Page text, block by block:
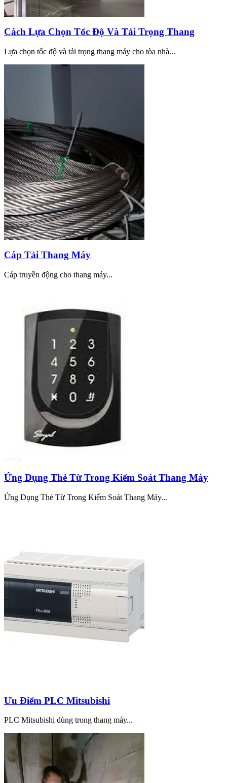
Cách Lựa Chọn Tốc Độ Và Tải Trọng Thang
Lựa chọn tốc độ và tải trọng thang máy cho tòa nhà...
Cáp Tải Thang Máy
Cáp truyền động cho thang máy...
Ứng Dụng Thẻ Từ Trong Kiểm Soát Thang Máy
Ứng Dụng Thẻ Từ Trong Kiểm Soát Thang Máy...
Ưu Điểm PLC Mitsubishi
PLC Mitsubishi dùng trong thang máy...